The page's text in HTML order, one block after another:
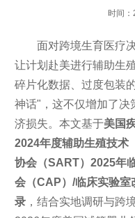
时间
面对跨境生育医疗
让计划赴美进行辅助生
碎片化数据、过度包装
神话"，这不仅增加了决
济损失。本文基于美国
2024年度辅助生殖技术
协会（SART）2025年
会（CAP）/临床实验室
录，结合实地调研与跨